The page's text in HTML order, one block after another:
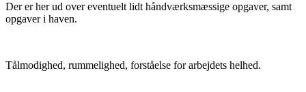
Der er her ud over eventuelt lidt håndværksmæssige opgaver, samt
opgaver i haven.
Tålmodighed, rummelighed, forståelse for arbejdets helhed.